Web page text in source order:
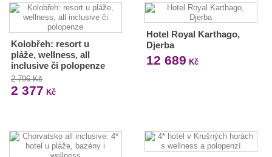
Kolobřeh: resort u
pláže, wellness, all
inclusive či polopenze
2 796 Kč
2 377 Kč
Hotel Royal Karthago,
Djerba
12 689 Kč